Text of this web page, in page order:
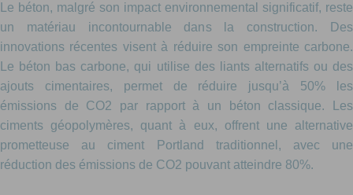
Le béton, malgré son impact environnemental significatif, reste
un matériau incontournable dans la construction. Des
innovations récentes visent à réduire son empreinte carbone.
Le béton bas carbone, qui utilise des liants alternatifs ou des
ajouts cimentaires, permet de réduire jusqu’à 50% les
émissions de CO2 par rapport à un béton classique. Les
ciments géopolymères, quant à eux, offrent une alternative
prometteuse au ciment Portland traditionnel, avec une
réduction des émissions de CO2 pouvant atteindre 80%.